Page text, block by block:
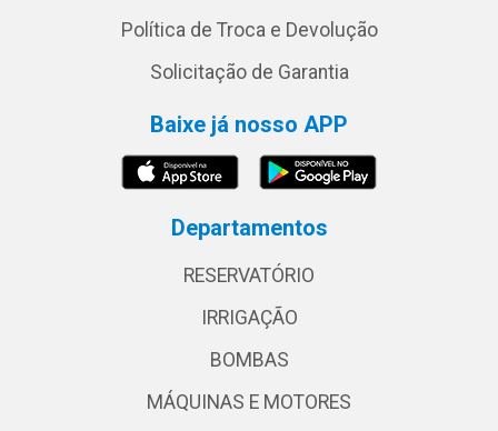
Política de Troca e Devolução
Solicitação de Garantia
Baixe já nosso APP
Departamentos
RESERVATÓRIO
IRRIGAÇÃO
BOMBAS
MÁQUINAS E MOTORES